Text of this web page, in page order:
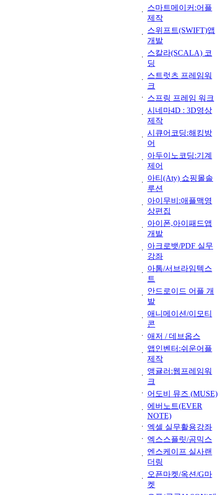
스마트메이커:어플
제작
스위프트(SWIFT)앱
개발
스칼라(SCALA) 코
딩
스트럿츠 프레임워
크
스프링 프레임 워크
시네마4D : 3D영상
제작
시큐어코딩:해킹방
어
아두이노코딩:기계
제어
아티(Aty) 쇼핑몰솔
루션
아이무비:애플맥영
상편집
아이폰,아이패드앱
개발
아크로뱃/PDF 실무
강좌
아톰/서브라임텍스
트
안드로이드 어플 개
발
애니메이션/이모티
콘
애저 / 데브옵스
앱인벤터:쉬운어플
제작
앵귤러:웹프레임워
크
어도비 뮤즈 (MUSE)
에버노트(EVER
NOTE)
엑셀 실무활용강좌
엑스스플릿/곰믹스
엔스케이프 실사랜
더링
오픈마켓/옥션/G마
켓